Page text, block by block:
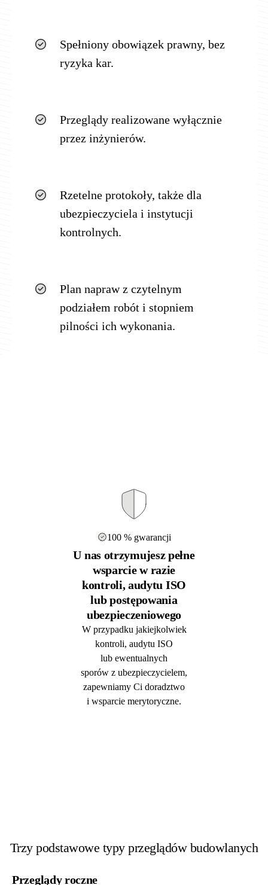
Spełniony obowiązek prawny, bez
ryzyka kar.
Przeglądy realizowane wyłącznie
przez inżynierów.
Rzetelne protokoły, także dla
ubezpieczyciela i instytucji
kontrolnych.
Plan napraw z czytelnym
podziałem robót i stopniem
pilności ich wykonania.
100 % gwarancji
U nas otrzymujesz pełne
wsparcie w razie
kontroli, audytu ISO
lub postępowania
ubezpieczeniowego
W przypadku jakiejkolwiek
kontroli, audytu ISO
lub ewentualnych
sporów z ubezpieczycielem,
zapewniamy Ci doradztwo
i wsparcie merytoryczne.
Trzy podstawowe typy przeglądów budowlanych
Przeglądy roczne